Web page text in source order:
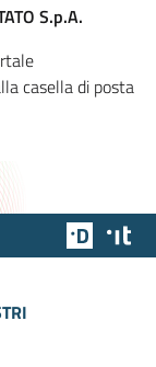
S.p.A.
casella di posta
Team